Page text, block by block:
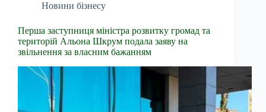
Новини бізнесу
Перша заступниця міністра розвитку громад та
територій Альона Шкрум подала заяву на
звільнення за власним бажанням